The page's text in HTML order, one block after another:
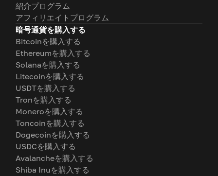
紹介プログラム
アフィリエイトプログラム
暗号通貨を購入する
Bitcoinを購入する
Ethereumを購入する
Solanaを購入する
Litecoinを購入する
USDTを購入する
Tronを購入する
Moneroを購入する
Toncoinを購入する
Dogecoinを購入する
USDCを購入する
Avalancheを購入する
Shiba Inuを購入する